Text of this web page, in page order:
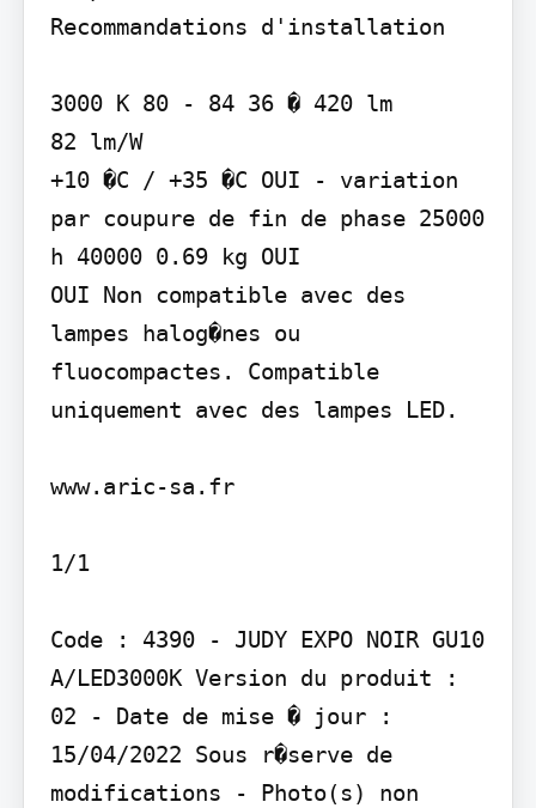
Recommandations d'installation
3000 K 80 - 84 36 � 420 lm
82 lm/W
+10 �C / +35 �C OUI - variation
par coupure de fin de phase 25000
h 40000 0.69 kg OUI
OUI Non compatible avec des
lampes halog�nes ou
fluocompactes. Compatible
uniquement avec des lampes LED.
www.aric-sa.fr
1/1
Code : 4390 - JUDY EXPO NOIR GU10
A/LED3000K Version du produit :
02 - Date de mise � jour :
15/04/2022 Sous r�serve de
modifications - Photo(s) non